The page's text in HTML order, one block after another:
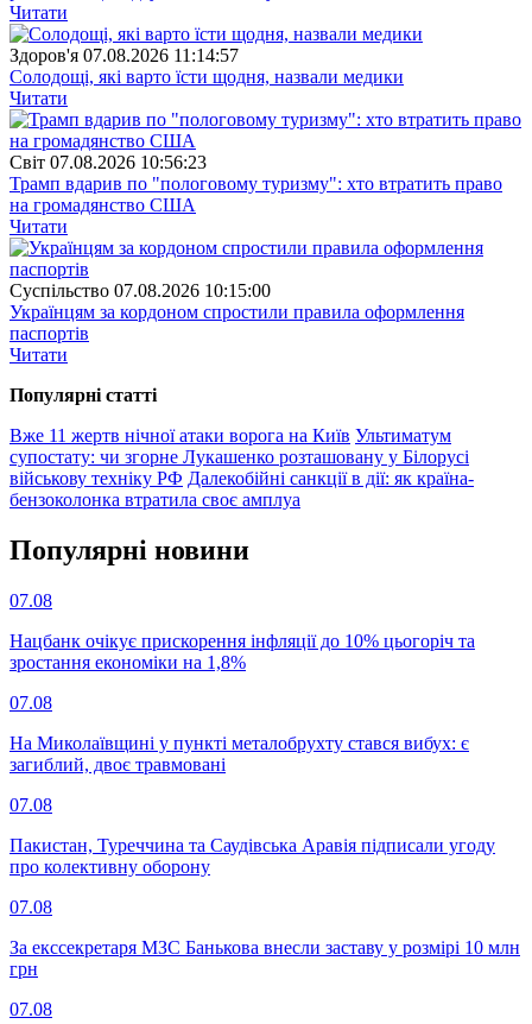
Читати
Здоров'я 07.08.2026 11:14:57
Солодощі, які варто їсти щодня, назвали медики
Читати
Свiт 07.08.2026 10:56:23
Трамп вдарив по "пологовому туризму": хто втратить право
на громадянство США
Читати
Суспiльство 07.08.2026 10:15:00
Українцям за кордоном спростили правила оформлення
паспортів
Читати
Популярнi статтi
Вже 11 жертв нічної атаки ворога на Київ Ультиматум
супостату: чи згорне Лукашенко розташовану у Білорусі
військову техніку РФ Далекобійні санкції в дії: як країна-
бензоколонка втратила своє амплуа
Популярнi новини
07.08
Нацбанк очікує прискорення інфляції до 10% цьогоріч та
зростання економіки на 1,8%
07.08
На Миколаївщині у пункті металобрухту стався вибух: є
загиблий, двоє травмовані
07.08
Пакистан, Туреччина та Саудівська Аравія підписали угоду
про колективну оборону
07.08
За екссекретаря МЗС Банькова внесли заставу у розмірі 10 млн
грн
07.08